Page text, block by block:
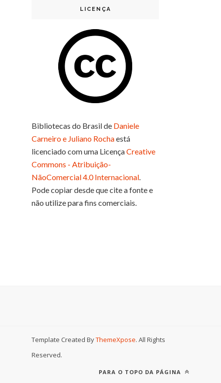
LICENÇA
Bibliotecas do Brasilde Daniele
Carneiro e Juliano Rochaestá
licenciado com uma LicençaCreative
Commons - Atribuição-
NãoComercial 4.0 Internacional.
Pode copiar desde que cite a fonte e
não utilize para fins comerciais.
Template Created ByThemeXpose. All Rights
Reserved.
PARA O TOPO DA PÁGINA